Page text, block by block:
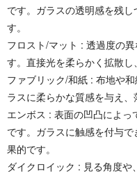
です。ガラスの透明感を残
す。
フロスト/マット : 透過度の
す。直接光を柔らかく拡散し
ファブリック/和紙 : 布地や
ラスに柔らかな質感を与え、
エンボス : 表面の凹凸によ
です。ガラスに触感を付与
果的です。
ダイクロイック : 見る角度